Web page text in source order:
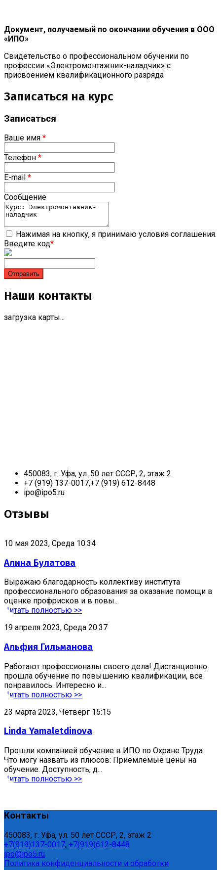
Документ, получаемый по окончании обучения в ООО
«ИПО»
Свидетельство о профессиональном обучении по
профессии «Электромонтажник-наладчик» с
присвоением квалификационного разряда
Записаться на курс
Записаться
Ваше имя *
Телефон *
E-mail *
Сообщение
Нажимая на кнопку, я принимаю условия соглашения.
Введите код*
Наши контакты
загрузка карты...
450083, г. Уфа, ул. 50 лет СССР, 2, этаж 2
+7 (919) 137-0017,+7 (919) 612-8448
ipo@ipo5.ru
Отзывы
10 мая 2023, Среда 10:34
Алина Булатова
Выражаю благодарность коллективу института
профессионального образования за оказание помощи в
оценке профрисков и в повы...
Читать полностью >>
19 апреля 2023, Среда 20:37
Альфия Гильманова
Работают профессионалы своего дела! Дистанционно
прошла обучение по повышению квалификации, все
понравилось. Интересно и...
Читать полностью >>
23 марта 2023, Четверг 15:15
Linda Yamaletdinova
Прошли компанией обучение в ИПО по Охране Труда.
Что могу назвать из плюсов: Приемлемые цены на
обучение. Доступность, д...
Читать полностью >>
Контакты
450083, г. Уфа, ул. 50 лет СССР, 2, этаж 2
+7(919)137-0017, +7(919)612-8448
ipo@ipo5.ru
Политика конфиденциальности и обработки